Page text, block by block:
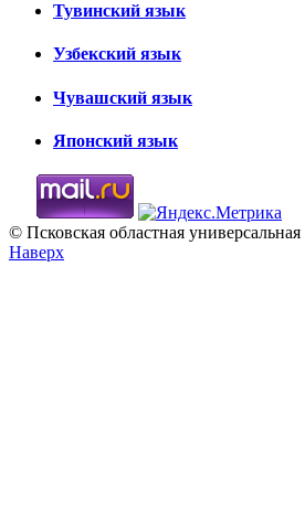
Тувинский язык
Узбекский язык
Чувашский язык
Японский язык
© Псковская областная
Наверх